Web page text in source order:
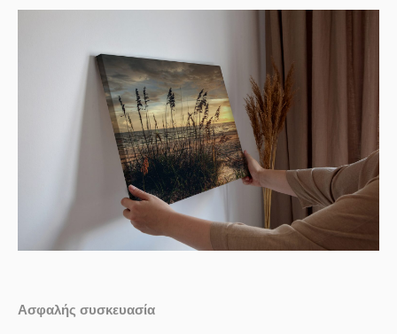
Ασφαλής συσκευασία